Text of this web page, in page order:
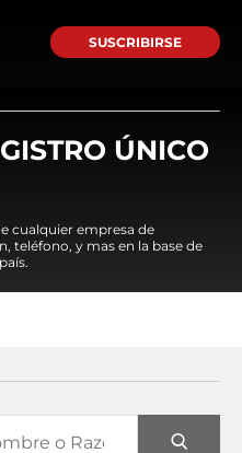
SUSCRIBIRSE
ÚNICO
cualquier empresa de
teléfono, y mas en la base de